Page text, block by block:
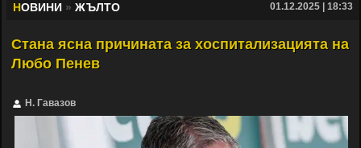
НОВИНИ » ЖЪЛТО 01.12.2025 | 18:33
Стана ясна причината за хоспитализацията на
Любо Пенев
Н. Гавазов